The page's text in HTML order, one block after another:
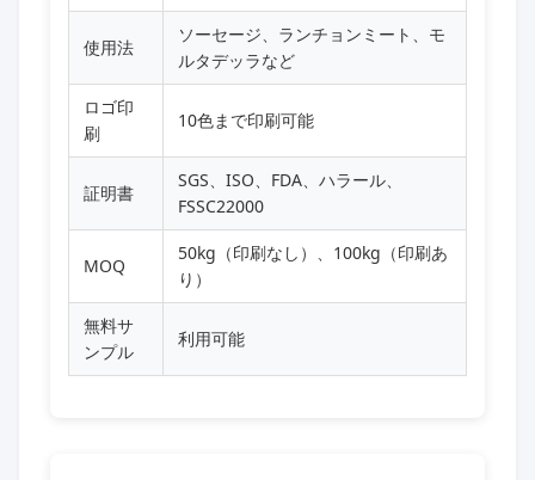
使用法
ソーセージ、ランチョンミート、モ
ルタデッラなど
ロゴ印
刷
10色まで印刷可能
証明書
SGS、ISO、FDA、ハラール、
FSSC22000
MOQ
50kg（印刷なし）、100kg（印刷あ
り）
無料サ
ンプル
利用可能